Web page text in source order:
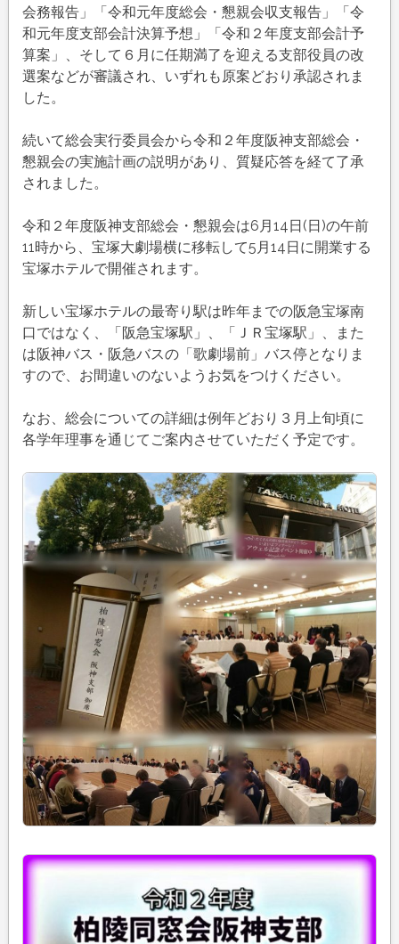
会務報告」「令和元年度総会・懇親会収支報告」「令
和元年度支部会計決算予想」「令和２年度支部会計予
算案」、そして６月に任期満了を迎える支部役員の改
選案などが審議され、いずれも原案どおり承認されま
した。
続いて総会実行委員会から令和２年度阪神支部総会・
懇親会の実施計画の説明があり、質疑応答を経て了承
されました。
令和２年度阪神支部総会・懇親会は6月14日(日)の午前
11時から、宝塚大劇場横に移転して5月14日に開業する
宝塚ホテルで開催されます。
新しい宝塚ホテルの最寄り駅は昨年までの阪急宝塚南
口ではなく、「阪急宝塚駅」、「ＪＲ宝塚駅」、また
は阪神バス・阪急バスの「歌劇場前」バス停となりま
すので、お間違いのないようお気をつけください。
なお、総会についての詳細は例年どおり３月上旬頃に
各学年理事を通じてご案内させていただく予定です。